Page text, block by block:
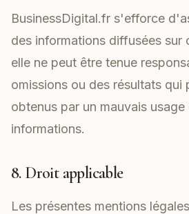
BusinessDigital.fr s'efforce
des informations diffusées sur
elle ne peut être tenue
omissions ou des résultats qui
obtenus par un mauvais usage
informations.
8. Droit applicable
Les présentes mentions